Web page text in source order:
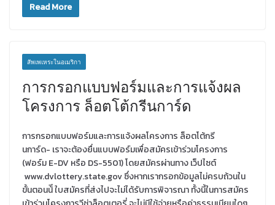
Read More
สัพเพเหระในอเมริกา
การกรอกแบบฟอร์มและการแจ้งผล
โครงการ ล็อตโต้กรีนการ์ด
การกรอกแบบฟอร์มและการแจ้งผลโครงการ ล็อตโต้กรี
นการ์ด- เราจะต้องยื่นแบบฟอร์มเพื่อสมัครเข้าร่วมโครงการ
(ฟอร์ม E-DV หรือ DS-5501) โดยสมัครผ่านทาง เว็ปไซต์
www.dvlottery.state.gov ซึ่งหากเรากรอกข้อมูลไม่ครบถ้วนใน
ขั้นตอนน้ี ใบสมัครที่ส่งไปจะไม่ได้รับการพิจารณา ทั้งนี้ในการสมัคร